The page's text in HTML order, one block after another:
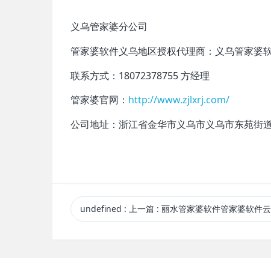
义乌管家婆分公司
管家婆软件义乌地区授权代理商： 义乌管家婆
联系方式：18072378755 方经理
管家婆官网： http://www.zjlxrj.com/
公司地址：浙江省金华市义乌市义乌市东苑街
undefined : 上一篇 : 丽水管家婆软件管家婆软件云上的制造管理系统 |